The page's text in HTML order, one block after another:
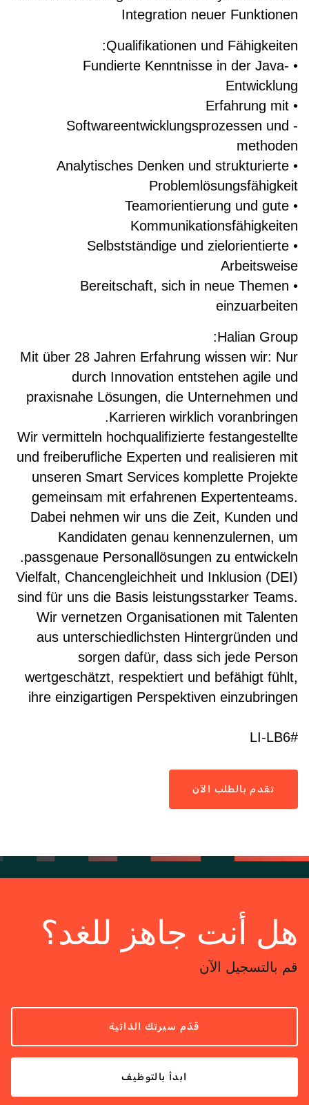
Integration neuer Funktionen
Qualifikationen und Fähigkeiten:
• Fundierte Kenntnisse in der Java-
Entwicklung
• Erfahrung mit
Softwareentwicklungsprozessen und -
methoden
• Analytisches Denken und strukturierte
Problemlösungsfähigkeit
• Teamorientierung und gute
Kommunikationsfähigkeiten
• Selbstständige und zielorientierte
Arbeitsweise
• Bereitschaft, sich in neue Themen
einzuarbeiten
Halian Group:
Mit über 28 Jahren Erfahrung wissen wir: Nur
durch Innovation entstehen agile und
praxisnahe Lösungen, die Unternehmen und
Karrieren wirklich voranbringen.
Wir vermitteln hochqualifizierte festangestellte
und freiberufliche Experten und realisieren mit
unseren Smart Services komplette Projekte
gemeinsam mit erfahrenen Expertenteams.
Dabei nehmen wir uns die Zeit, Kunden und
Kandidaten genau kennenzulernen, um
passgenaue Personallösungen zu entwickeln.
Vielfalt, Chancengleichheit und Inklusion (DEI)
sind für uns die Basis leistungsstarker Teams.
Wir vernetzen Organisationen mit Talenten
aus unterschiedlichsten Hintergründen und
sorgen dafür, dass sich jede Person
wertgeschätzt, respektiert und befähigt fühlt,
ihre einzigartigen Perspektiven einzubringen
#LI-LB6
تقدم بالطلب الآن
هل أنت جاهز للغد؟
قم بالتسجيل الآن
قدّم سيرتك الذاتية
ابدأ بالتوظيف